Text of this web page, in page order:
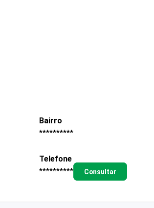
Bairro
**********
Telefone
**********
Consultar